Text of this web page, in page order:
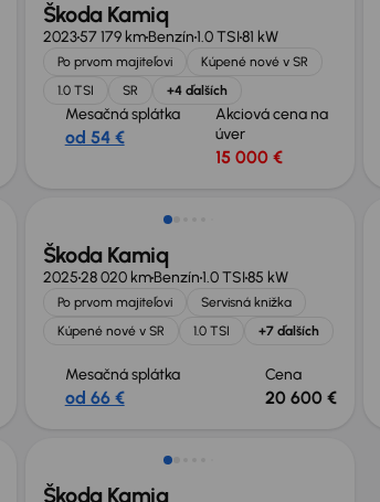
Škoda Kamiq
202357 179 kmBenzín1.0 TSI81 kW
Po prvom majiteľovi
Kúpené nové v SR
1.0 TSI
SR +4 ďalších
Mesačná splátka
od 54 €
Akciová cena na
úver
15 000 €
Škoda Kamiq
202528 020 kmBenzín1.0 TSI85 kW
Po prvom majiteľovi
Servisná knižka
Kúpené nové v SR
1.0 TSI +7 ďalších
Mesačná splátka
od 66 €
Cena
20 600 €
Zlacnené o 5 700 €
Škoda Kamiq